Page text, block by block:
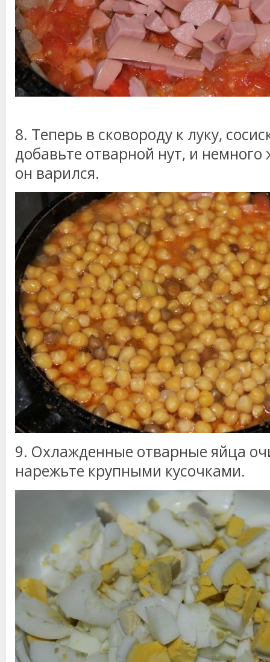
8. Теперь в сковороду к луку,
добавьте отварной нут, и
он варился.
9. Охлажденные отварные яйца
нарежьте крупными кусочками.